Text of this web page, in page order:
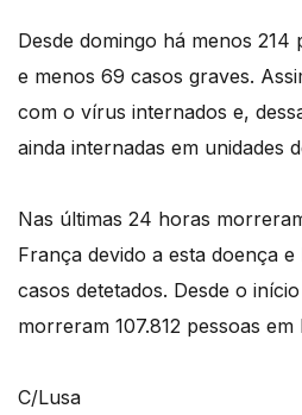
Desde domingo há menos 214
e menos 69 casos graves.
com o vírus internados e,
ainda internadas em unidades
Nas últimas 24 horas
França devido a esta doença
casos detetados. Desde o
morreram 107.812 pessoas em
C/Lusa